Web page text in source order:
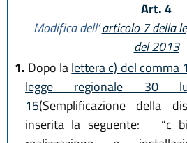
Art. 4
Modifica dell’articolo 7 della
del 2013
1. Dopo lalettera c) del comma
legge regionale 30
15(Semplificazione della
inserita la seguente: “c